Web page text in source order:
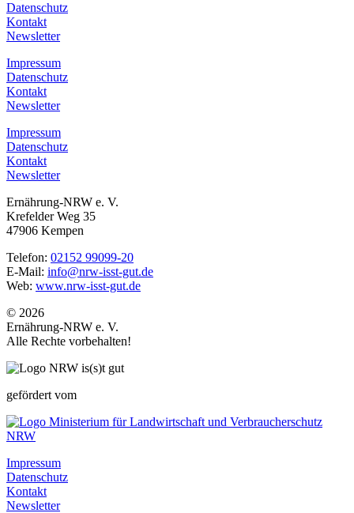
Datenschutz
Kontakt
Newsletter
Impressum
Datenschutz
Kontakt
Newsletter
Impressum
Datenschutz
Kontakt
Newsletter
Ernährung-NRW e. V.
Krefelder Weg 35
47906 Kempen
Telefon: 02152 99099-20
E-Mail: info@nrw-isst-gut.de
Web: www.nrw-isst-gut.de
© 2026
Ernährung-NRW e. V.
Alle Rechte vorbehalten!
gefördert vom
Impressum
Datenschutz
Kontakt
Newsletter